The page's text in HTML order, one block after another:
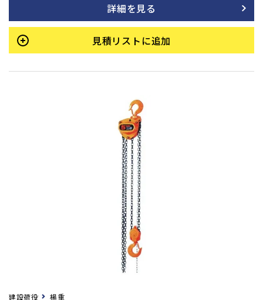
でも優れた耐久性を持ち、巻き下げ時の手動操作も常に軽く、
スムーズな動きを維持します。
詳細を見る
見積リストに追加
建設荷役 楊重